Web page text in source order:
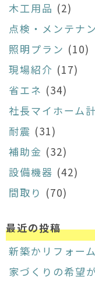
木工用品 (2)
点検・メンテナ
照明プラン (10)
現場紹介 (17)
省エネ (34)
社長マイホーム
耐震 (31)
補助金 (32)
設備機器 (42)
間取り (70)
最近の投稿
新築かリフォー
家づくりの希望